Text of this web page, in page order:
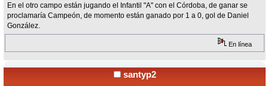
En el otro campo están jugando el Infantil "A" con el Córdoba, de ganar se
proclamaría Campeón, de momento están ganado por 1 a 0, gol de Daniel
González.
En línea
santyp2